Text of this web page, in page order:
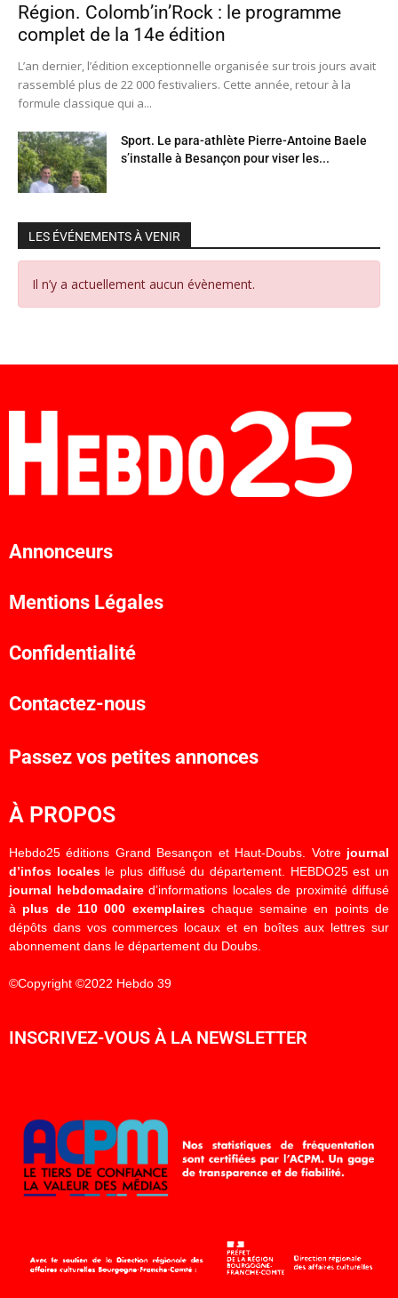
Région. Colomb’in’Rock : le programme
complet de la 14e édition
L’an dernier, l’édition exceptionnelle organisée sur trois jours avait
rassemblé plus de 22 000 festivaliers. Cette année, retour à la
formule classique qui a...
Sport. Le para-athlète Pierre-Antoine Baele
s’installe à Besançon pour viser les...
LES ÉVÉNEMENTS À VENIR
Il n’y a actuellement aucun évènement.
Annonceurs
Mentions Légales
Confidentialité
Contactez-nous
Passez vos petites annonces
À PROPOS
Hebdo25 éditions Grand Besançon et Haut-Doubs. Votre journal
d’infos localesle plus diffusé du département. HEBDO25 est un
journal hebdomadaired’informations locales de proximité diffusé
à plus de 110 000 exemplaireschaque semaine en points de
dépôts dans vos commerces locaux et en boîtes aux lettres sur
abonnement dans le département du Doubs.
©Copyright ©2022 Hebdo 39
INSCRIVEZ-VOUS À LA NEWSLETTER